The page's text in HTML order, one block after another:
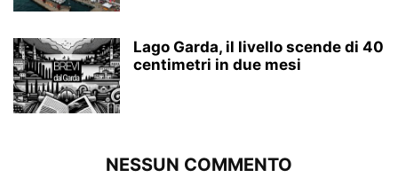
Lago Garda, il livello scende di 40
centimetri in due mesi
NESSUN COMMENTO